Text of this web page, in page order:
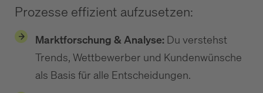
Prozesse effizient aufzusetzen:
Marktforschung & Analyse: Du verstehst
Trends, Wettbewerber und Kundenwünsche
als Basis für alle Entscheidungen.